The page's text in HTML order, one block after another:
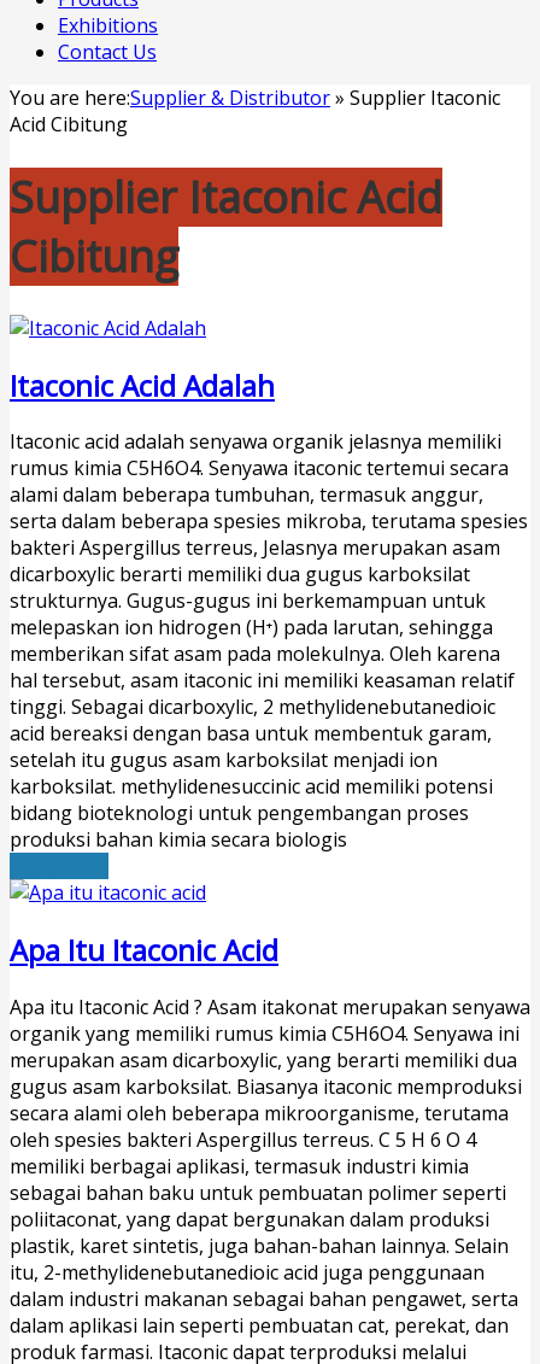
Exhibitions
Contact Us
You are here:Supplier & Distributor» Supplier Itaconic
Acid Cibitung
Supplier Itaconic Acid
Cibitung
Itaconic Acid Adalah
Itaconic acid adalah senyawa organik jelasnya memiliki
rumus kimia C5H6O4. Senyawa itaconic tertemui secara
alami dalam beberapa tumbuhan, termasuk anggur,
serta dalam beberapa spesies mikroba, terutama spesies
bakteri Aspergillus terreus, Jelasnya merupakan asam
dicarboxylic berarti memiliki dua gugus karboksilat
strukturnya. Gugus-gugus ini berkemampuan untuk
melepaskan ion hidrogen (H⁺) pada larutan, sehingga
memberikan sifat asam pada molekulnya. Oleh karena
hal tersebut, asam itaconic ini memiliki keasaman relatif
tinggi. Sebagai dicarboxylic, 2 methylidenebutanedioic
acid bereaksi dengan basa untuk membentuk garam,
setelah itu gugus asam karboksilat menjadi ion
karboksilat. methylidenesuccinic acid memiliki potensi
bidang bioteknologi untuk pengembangan proses
produksi bahan kimia secara biologis
Apa Itu Itaconic Acid
Apa itu Itaconic Acid ? Asam itakonat merupakan senyawa
organik yang memiliki rumus kimia C5H6O4. Senyawa ini
merupakan asam dicarboxylic, yang berarti memiliki dua
gugus asam karboksilat. Biasanya itaconic memproduksi
secara alami oleh beberapa mikroorganisme, terutama
oleh spesies bakteri Aspergillus terreus. C 5 H 6 O 4
memiliki berbagai aplikasi, termasuk industri kimia
sebagai bahan baku untuk pembuatan polimer seperti
poliitaconat, yang dapat bergunakan dalam produksi
plastik, karet sintetis, juga bahan-bahan lainnya. Selain
itu, 2-methylidenebutanedioic acid juga penggunaan
dalam industri makanan sebagai bahan pengawet, serta
dalam aplikasi lain seperti pembuatan cat, perekat, dan
produk farmasi. Itaconic dapat terproduksi melalui